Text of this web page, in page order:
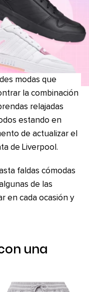
modas que
la combinación
relajadas
estando en
de actualizar el
de Liverpool.
faldas cómodas
de las
en cada ocasión y
una